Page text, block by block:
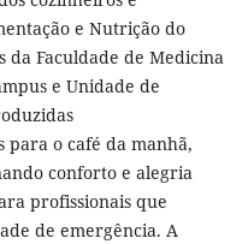
e Nutrição do
da Faculdade de Medicina
e Unidade de
para o café da manhã,
conforto e alegria
profissionais que
de emergência. A